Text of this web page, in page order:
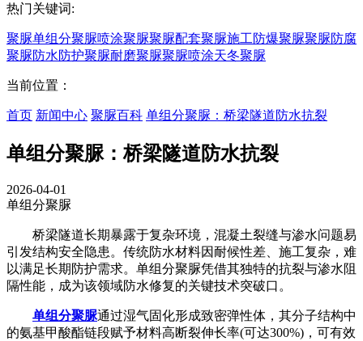
热门关键词:
聚脲单组分聚脲喷涂聚脲聚脲配套聚脲施工防爆聚脲聚脲防腐
聚脲防水防护聚脲耐磨聚脲聚脲喷涂天冬聚脲
当前位置：
首页 新闻中心 聚脲百科 单组分聚脲：桥梁隧道防水抗裂
单组分聚脲：桥梁隧道防水抗裂
2026-04-01
单组分聚脲
桥梁隧道长期暴露于复杂环境，混凝土裂缝与渗水问题易
引发结构安全隐患。传统防水材料因耐候性差、施工复杂，难
以满足长期防护需求。单组分聚脲凭借其独特的抗裂与渗水阻
隔性能，成为该领域防水修复的关键技术突破口。
单组分聚脲通过湿气固化形成致密弹性体，其分子结构中
的氨基甲酸酯链段赋予材料高断裂伸长率(可达300%)，可有效